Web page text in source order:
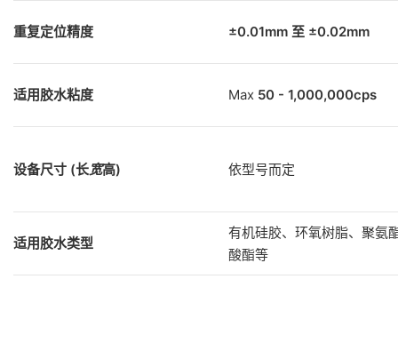
重复定位精度 ±0.01mm 至 ±0.02mm
适用胶水粘度 Max 50 - 1,000,000cps
设备尺寸 (长宽高) 依型号而定
适用胶水类型
有机硅胶、环氧树脂、聚氨
酸酯等